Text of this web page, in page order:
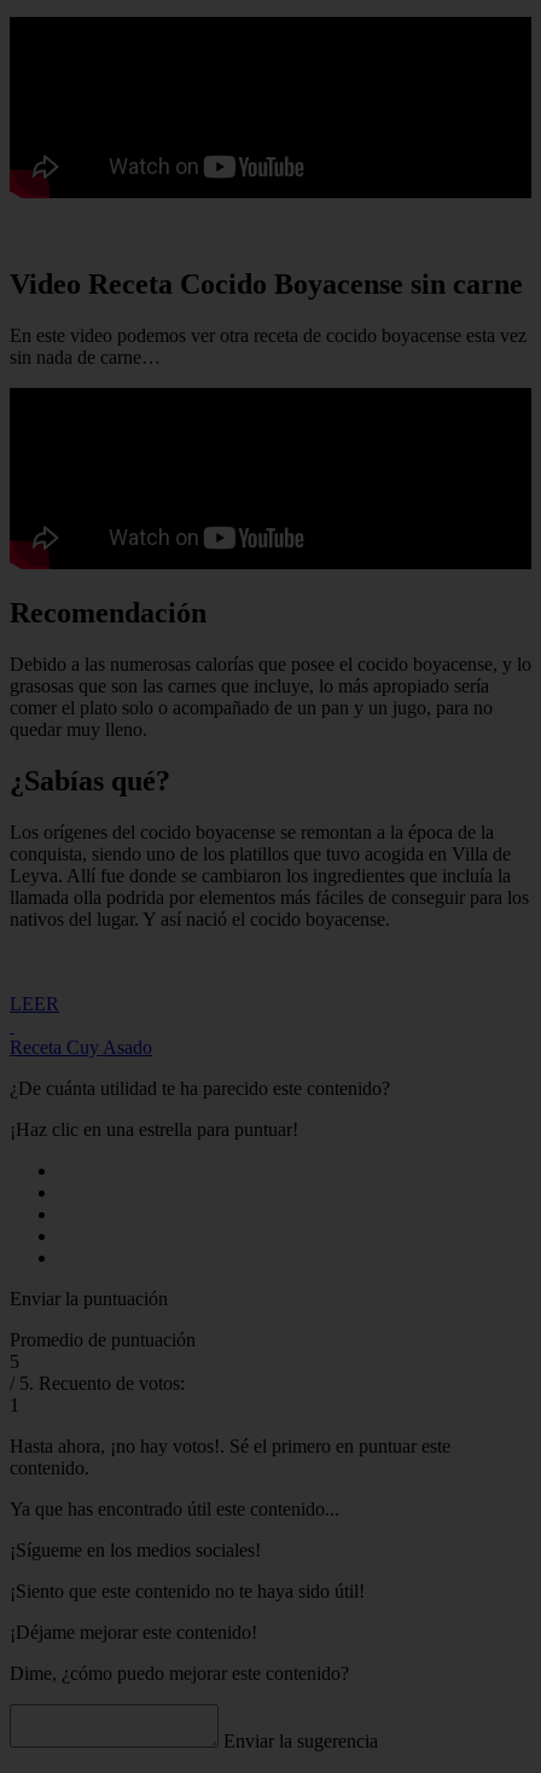
Video Receta Cocido Boyacense sin carne
En este video podemos ver otra receta de cocido boyacense esta vez
sin nada de carne…
Recomendación
Debido a las numerosas calorías que posee el cocido boyacense, y lo
grasosas que son las carnes que incluye, lo más apropiado sería
comer el plato solo o acompañado de un pan y un jugo, para no
quedar muy lleno.
¿Sabías qué?
Los orígenes del cocido boyacense se remontan a la época de la
conquista, siendo uno de los platillos que tuvo acogida en Villa de
Leyva. Allí fue donde se cambiaron los ingredientes que incluía la
llamada olla podrida por elementos más fáciles de conseguir para los
nativos del lugar. Y así nació el cocido boyacense.
LEER
Receta Cuy Asado
¿De cuánta utilidad te ha parecido este contenido?
¡Haz clic en una estrella para puntuar!
Enviar la puntuación
Promedio de puntuación
5
/ 5. Recuento de votos:
1
Hasta ahora, ¡no hay votos!. Sé el primero en puntuar este
contenido.
Ya que has encontrado útil este contenido...
¡Sígueme en los medios sociales!
¡Siento que este contenido no te haya sido útil!
¡Déjame mejorar este contenido!
Dime, ¿cómo puedo mejorar este contenido?
Enviar la sugerencia